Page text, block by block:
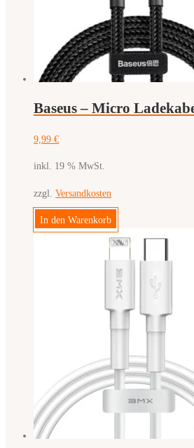
Baseus – Micro
9,99 €
inkl. 19 % MwSt.
zzgl. Versandkosten
In den Warenkorb